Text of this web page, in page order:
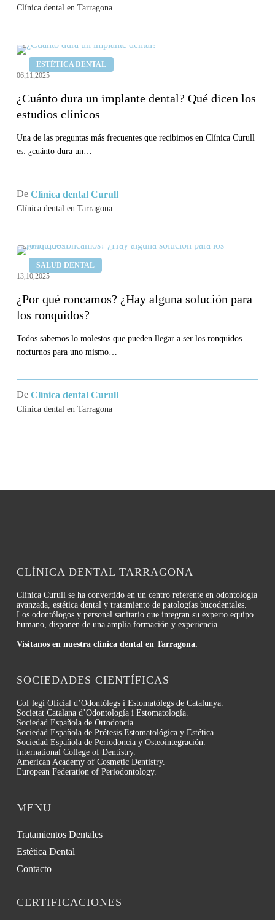
Clínica dental en Tarragona
ESTÉTICA DENTAL
¿Cuánto
dura
implante
dental?
Qué
dicen
estudios
clínicos
06,11,2025
¿Cuánto dura un implante dental? Qué dicen los
estudios clínicos
Una de las preguntas más frecuentes que recibimos en Clínica Curull
es: ¿cuánto dura un…
De Clínica dental Curull
Clínica dental en Tarragona
SALUD DENTAL
¿Por
qué
¿Hay
alguna
solución
para
ronquidos?
13,10,2025
¿Por qué roncamos? ¿Hay alguna solución para
los ronquidos?
Todos sabemos lo molestos que pueden llegar a ser los ronquidos
nocturnos para uno mismo…
De Clínica dental Curull
Clínica dental en Tarragona
CLÍNICA DENTAL TARRAGONA
Clínica Curull se ha convertido en un centro referente en odontología
avanzada, estética dental y tratamiento de patologías bucodentales.
Los odontólogos y personal sanitario que integran su experto equipo
humano, disponen de una amplia formación y experiencia.
Visítanos en nuestra clínica dental en Tarragona.
SOCIEDADES CIENTÍFICAS
Col·legi Oficial d’Odontòlegs i Estomatòlegs de Catalunya.
Societat Catalana d’Odontología i Estomatología.
Sociedad Española de Ortodoncia.
Sociedad Española de Prótesis Estomatológica y Estética.
Sociedad Española de Periodoncia y Osteointegración.
International College of Dentistry.
American Academy of Cosmetic Dentistry.
European Federation of Periodontology.
MENU
Tratamientos Dentales
Estética Dental
Contacto
CERTIFICACIONES